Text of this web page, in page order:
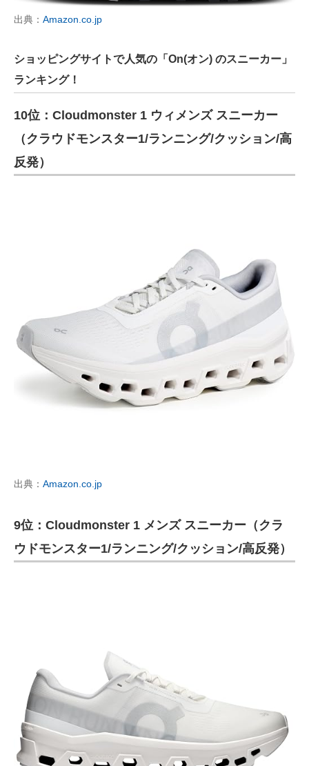
出典： Amazon.co.jp
ショッピングサイトで人気の「On(オン) のスニーカー」
ランキング！
10位：Cloudmonster 1 ウィメンズ スニーカー
（クラウドモンスター1/ランニング/クッション/高
反発）
出典： Amazon.co.jp
9位：Cloudmonster 1 メンズ スニーカー（クラ
ウドモンスター1/ランニング/クッション/高反発）